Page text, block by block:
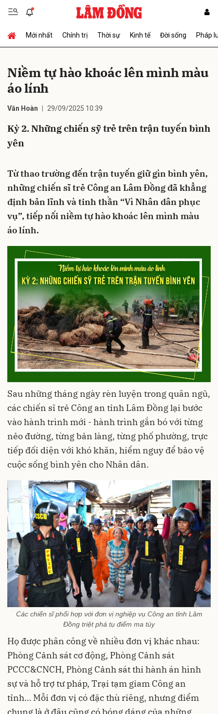
Mới nhất Chính trị Thời sự Kinh tế Đời sống Pháp
Niềm tự hào khoác lên mình màu
áo lính
Văn Hoàn 29/09/2025 10:39
Kỳ 2. Những chiến sỹ trẻ trên trận tuyến bình
yên
Từ thao trường đến trận tuyến giữ gìn bình yên,
những chiến sĩ trẻ Công an Lâm Đồng đã khẳng
định bản lĩnh và tinh thần “Vì Nhân dân phục
vụ”, tiếp nối niềm tự hào khoác lên mình màu
áo lính.
Sau những tháng ngày rèn luyện trong quân ngũ,
các chiến sĩ trẻ Công an tỉnh Lâm Đồng lại bước
vào hành trình mới - hành trình gắn bó với từng
nẻo đường, từng bản làng, từng phố phường, trực
tiếp đối diện với khó khăn, hiểm nguy để bảo vệ
cuộc sống bình yên cho Nhân dân.
Các chiến sĩ phối hợp với đơn vị nghiệp vụ Công an tỉnh Lâm
Đồng triệt phá tụ điểm ma túy
Họ được phân công về nhiều đơn vị khác nhau:
Phòng Cảnh sát cơ động, Phòng Cảnh sát
PCCC&CNCH, Phòng Cảnh sát thi hành án hình
sự và hỗ trợ tư pháp, Trại tạm giam Công an
tỉnh… Mỗi đơn vị có đặc thù riêng, nhưng điểm
Gửi bình luận